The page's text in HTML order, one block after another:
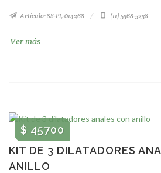
Artículo: SS-PL-014268 (11) 5368-5238
Ver más
KIT DE 3 DILATADORES
ANILLO
$ 45700